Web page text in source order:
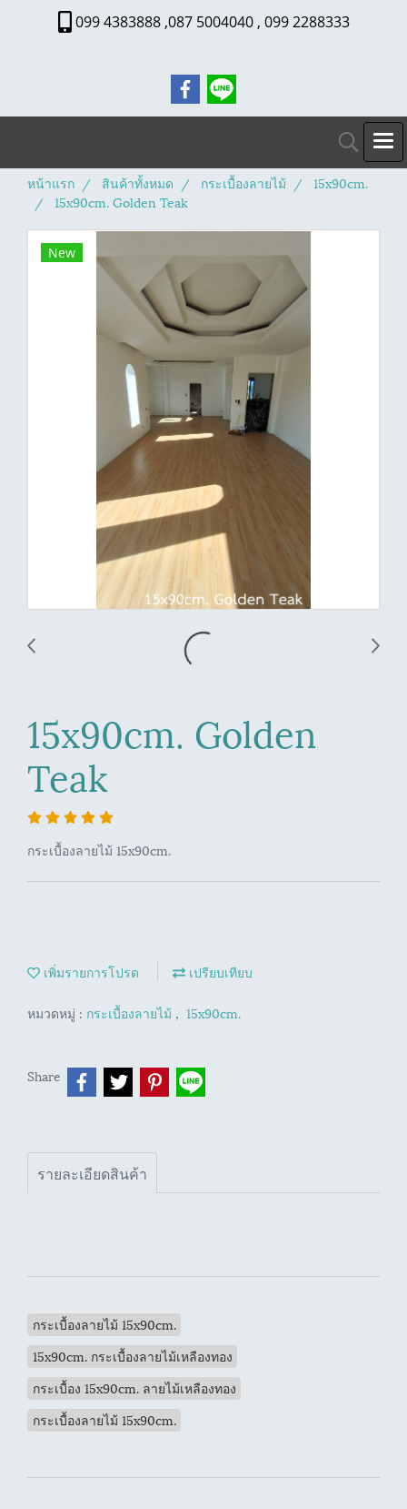
099 4383888 ,087 5004040 , 099 2288333
หน้าแรก สินค้าทั้งหมด กระเบื้องลายไม้
15x90cm.
15x90cm. Golden Teak
New
15x90cm. Golden
Teak
กระเบื้องลายไม้ 15x90cm.
เพิ่มรายการโปรด เปรียบเทียบ
หมวดหมู่ : กระเบื้องลายไม้ , 15x90cm.
Share
รายละเอียดสินค้า
กระเบื้องลายไม้ 15x90cm.
15x90cm. กระเบื้องลายไม้เหลืองทอง
กระเบื้อง 15x90cm. ลายไม้เหลืองทอง
กระเบื้องลายไม้ 15x90cm.